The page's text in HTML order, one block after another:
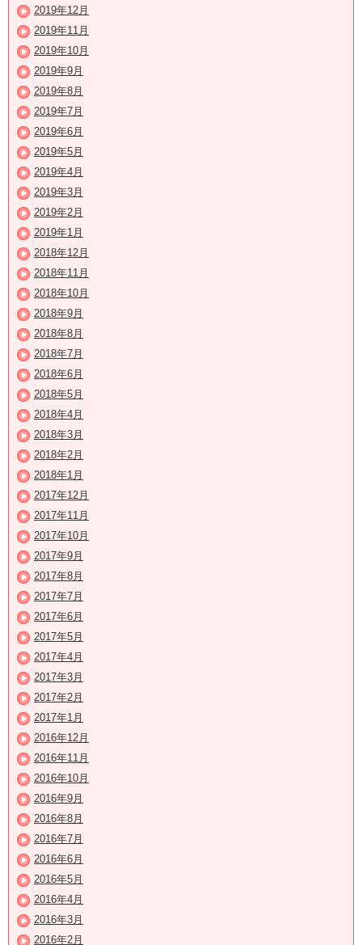
2019年12月
2019年11月
2019年10月
2019年9月
2019年8月
2019年7月
2019年6月
2019年5月
2019年4月
2019年3月
2019年2月
2019年1月
2018年12月
2018年11月
2018年10月
2018年9月
2018年8月
2018年7月
2018年6月
2018年5月
2018年4月
2018年3月
2018年2月
2018年1月
2017年12月
2017年11月
2017年10月
2017年9月
2017年8月
2017年7月
2017年6月
2017年5月
2017年4月
2017年3月
2017年2月
2017年1月
2016年12月
2016年11月
2016年10月
2016年9月
2016年8月
2016年7月
2016年6月
2016年5月
2016年4月
2016年3月
2016年2月